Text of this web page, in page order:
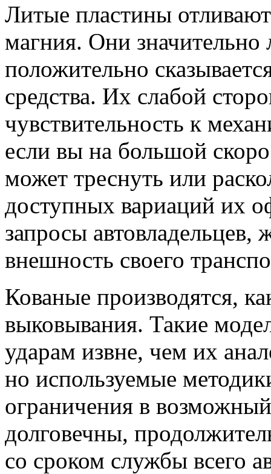
Литые пластины
магния. Они
положительно
средства. Их слабой
чувствительность к
если вы на большой
может треснуть или
доступных вариаций их
запросы
внешность своего
Кованые производятся,
выковывания. Такие
ударам извне, чем их
но используемые
ограничения в
долговечны,
со сроком службы всего